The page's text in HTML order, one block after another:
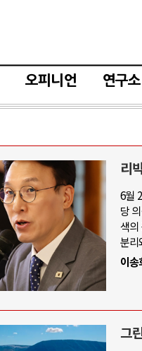
오피니언 연구소
리
6월
당
색의
분리
이
그
AI와 인간
중국 AI, 저가 공세로 글
AI 국부펀드 구상 놓고
AI 데이터센터 반대 투쟁
AI의 숨은 환경 비용: 데이